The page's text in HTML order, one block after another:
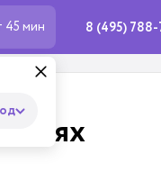
45 мин 8 (495)